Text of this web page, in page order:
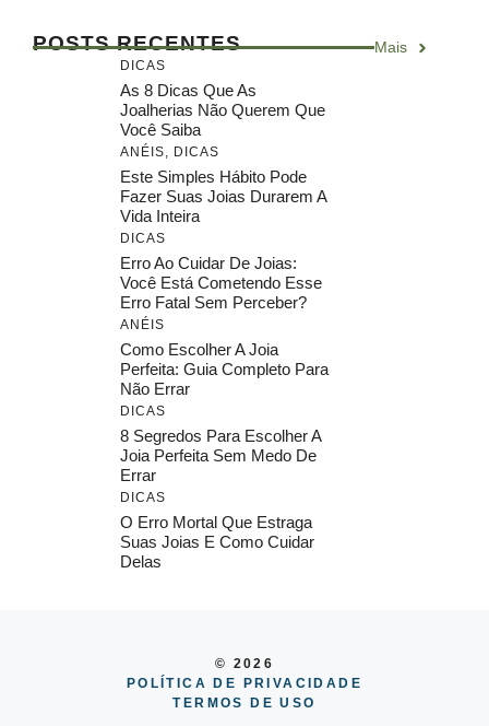
POSTS RECENTES Mais
DICAS
As 8 Dicas Que As
Joalherias Não Querem Que
Você Saiba
ANÉIS, DICAS
Este Simples Hábito Pode
Fazer Suas Joias Durarem A
Vida Inteira
DICAS
Erro Ao Cuidar De Joias:
Você Está Cometendo Esse
Erro Fatal Sem Perceber?
ANÉIS
Como Escolher A Joia
Perfeita: Guia Completo Para
Não Errar
DICAS
8 Segredos Para Escolher A
Joia Perfeita Sem Medo De
Errar
DICAS
O Erro Mortal Que Estraga
Suas Joias E Como Cuidar
Delas
© 2026
POLÍTICA DE PRIVACIDADE
TERMOS DE USO